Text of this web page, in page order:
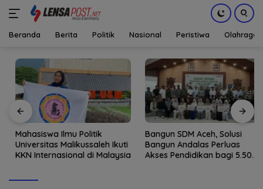
konten
Beranda Berita Politik Nasional Peristiwa Olahraga
Mahasiswa Ilmu Politik
Universitas Malikussaleh Ikuti
KKN Internasional di Malaysia
Bangun SDM Aceh, Solusi
Bangun Andalas Perluas
Akses Pendidikan bagi 5.500